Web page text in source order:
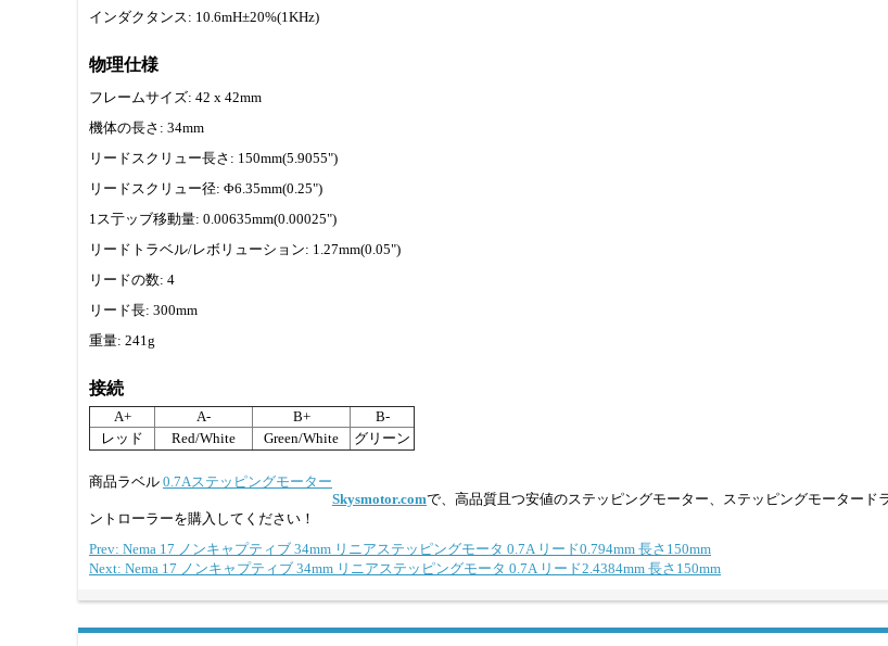
インダクタンス: 10.6mH±20%(1KHz)
物理仕様
フレームサイズ: 42 x 42mm
機体の長さ: 34mm
リードスクリュー長さ: 150mm(5.9055")
リードスクリュー径: Φ6.35mm(0.25")
1ス亍ッブ移動量: 0.00635mm(0.00025")
リードトラベル/レボリューション: 1.27mm(0.05")
リードの数: 4
リード長: 300mm
重量: 241g
接続
A+ A- B+
B-
レッド
Red/White Green/White グリーン
商品ラベル 0.7Aステッピングモーター
Skysmotor.comで、高品質且つ安値のステッピングモーター、ステッピングモータード
ントローラーを購入してください！
Prev: Nema 17 ノンキャプティブ 34mm リニアステッピングモータ 0.7A リード0.794mm 長さ150mm
Next: Nema 17 ノンキャプティブ 34mm リニアステッピングモータ 0.7A リード2.4384mm 長さ150mm